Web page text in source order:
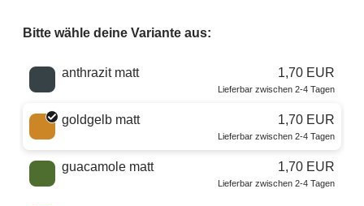
Bitte wähle deine Variante aus:
Wähle eine Farbe
anthrazit matt 1,70 EUR
Lieferbar zwischen 2-4 Tagen
goldgelb matt 1,70 EUR
Lieferbar zwischen 2-4 Tagen
guacamole matt 1,70 EUR
Lieferbar zwischen 2-4 Tagen